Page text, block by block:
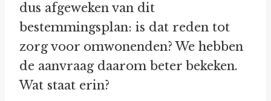
dus afgeweken van dit
bestemmingsplan: is dat reden tot
zorg voor omwonenden? We hebben
de aanvraag daarom beter bekeken.
Wat staat erin?